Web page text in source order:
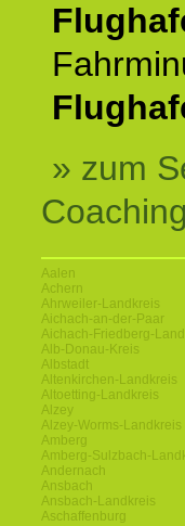
» zum
Aalen
Achern
Ahrweiler-Landkreis
Aichach-an-der-Paar
Aichach-Friedberg-
Alb-Donau-Kreis
Albstadt
Altenkirchen-Landkreis
Altoetting-Landkreis
Alzey
Alzey-Worms-Landkreis
Amberg
Amberg-Sulzbach-
Andernach
Ansbach
Ansbach-Landkreis
Aschaffenburg